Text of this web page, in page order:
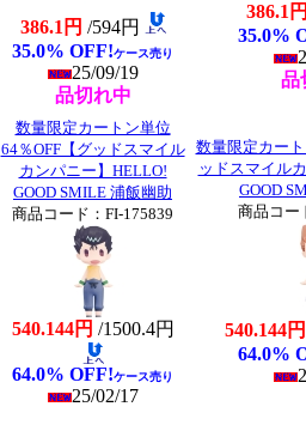
386.1円 /594円
35.0% OFF!ケース売り
25/09/19
品切れ中
386.1
35.0%
品
数量限定カートン単位
64％OFF【グッドスマイル
カンパニー】HELLO!
GOOD SMILE 浦飯幽助
商品コード：FI-175839
540.144円 /1500.4円
64.0% OFF!ケース売り
25/02/17
数量限定カー
ッドスマイル
GOOD
商品コー
540.144円
64.0%